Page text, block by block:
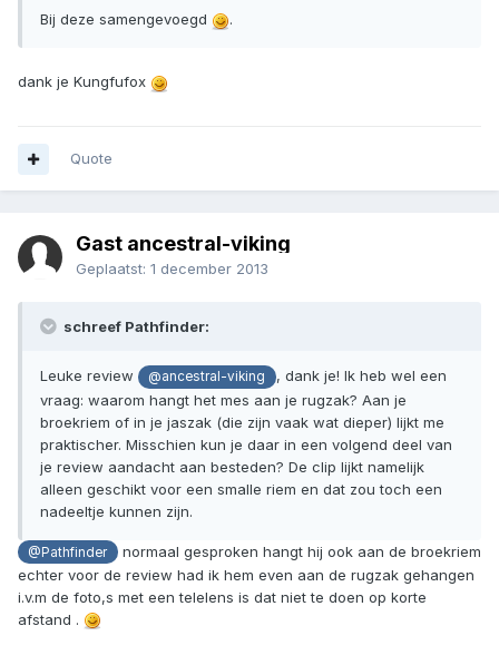
Bij deze samengevoegd .
dank je Kungfufox
Quote
Gast ancestral-viking
Geplaatst: 1 december 2013
schreef Pathfinder:
Leuke review @ancestral-viking
, dank je! Ik heb wel een
vraag: waarom hangt het mes aan je rugzak? Aan je
broekriem of in je jaszak (die zijn vaak wat dieper) lijkt me
praktischer. Misschien kun je daar in een volgend deel van
je review aandacht aan besteden? De clip lijkt namelijk
alleen geschikt voor een smalle riem en dat zou toch een
nadeeltje kunnen zijn.
@Pathfinder
normaal gesproken hangt hij ook aan de broekriem
echter voor de review had ik hem even aan de rugzak gehangen
i.v.m de foto,s met een telelens is dat niet te doen op korte
afstand .